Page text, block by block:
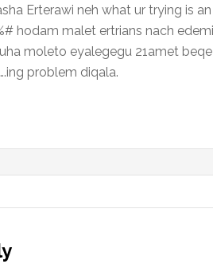
Erterawi neh what ur trying is
hodam malet ertrians nach
moleto eyalegegu 21amet
problem diqala.